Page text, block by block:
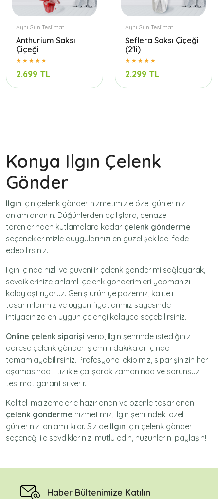
Aynı Gün Teslimat
Anthurium Saksı
Çiçeği
2.699 TL
Aynı Gün Teslimat
Şeflera Saksı Çiçeği
(2'li)
2.299 TL
Konya Ilgın Çelenk
Gönder
Ilgın için çelenk gönder hizmetimizle özel günlerinizi
anlamlandırın. Düğünlerden açılışlara, cenaze
törenlerinden kutlamalara kadar çelenk gönderme
seçeneklerimizle duygularınızı en güzel şekilde ifade
edebilirsiniz.
Ilgın içinde hızlı ve güvenilir çelenk gönderimi sağlayarak,
sevdiklerinize anlamlı çelenk gönderimleri yapmanızı
kolaylaştırıyoruz. Geniş ürün yelpazemiz, kaliteli
tasarımlarımız ve uygun fiyatlarımız sayesinde
ihtiyacınıza en uygun çelengi kolayca seçebilirsiniz.
Online çelenk siparişi verip, Ilgın şehrinde istediğiniz
adrese çelenk gönder işlemini dakikalar içinde
tamamlayabilirsiniz. Profesyonel ekibimiz, siparişinizin her
aşamasında titizlikle çalışarak zamanında ve sorunsuz
teslimat garantisi verir.
Kaliteli malzemelerle hazırlanan ve özenle tasarlanan
çelenk gönderme hizmetimiz, Ilgın şehrindeki özel
günlerinizi anlamlı kılar. Siz de Ilgın için çelenk gönder
seçeneği ile sevdiklerinizi mutlu edin, hüzünlerini paylaşın!
Haber Bültenimize Katılın